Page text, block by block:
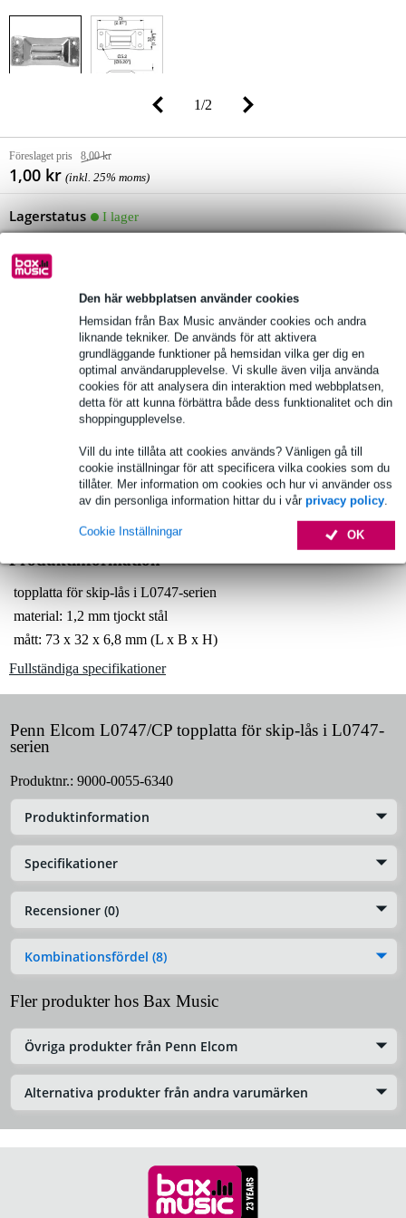
Den här webbplatsen använder cookies
Hemsidan från Bax Music använder cookies och andra
liknande tekniker. De används för att aktivera
grundläggande funktioner på hemsidan vilka ger dig en
optimal användarupplevelse. Vi skulle även vilja använda
cookies för att analysera din interaktion med webbplatsen,
detta för att kunna förbättra både dess funktionalitet och din
shoppingupplevelse.
Vill du inte tillåta att cookies används? Vänligen gå till
cookie inställningar för att specificera vilka cookies som du
tillåter. Mer information om cookies och hur vi använder oss
av din personliga information hittar du i vår privacy policy.
OK
Cookie Inställningar
1/2
Föreslaget pris 8,00 kr
1,00 kr (inkl. 25% moms)
Lagerstatus
I lager
(och fortfarande 2535 i lager hos leverantör)
10% EXTRA RABATT MED
KOD: EXTRA10
lägg till i varukorg
Över 48 000 artiklar i lager
1 250 ledande varumärken
Produktinformation
topplatta för skip-lås i L0747-serien
material: 1,2 mm tjockt stål
mått: 73 x 32 x 6,8 mm (L x B x H)
Fullständiga specifikationer
Penn Elcom L0747/CP topplatta för skip-lås i L0747-
serien
Produktnr.: 9000-0055-6340
Produktinformation
Specifikationer
Recensioner (0)
Kombinationsfördel (8)
Fler produkter hos Bax Music
Övriga produkter från Penn Elcom
Alternativa produkter från andra varumärken